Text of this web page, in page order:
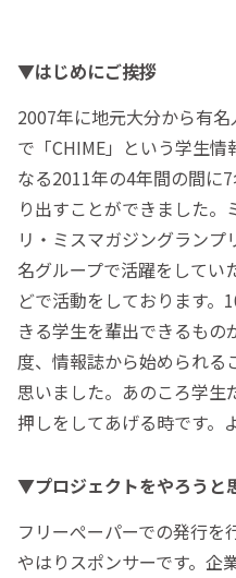
▼はじめにご挨拶
2007年に地元大分から有
で「CHIME」という学生
なる2011年の4年間の間に
り出すことができました
リ・ミスマガジングラン
名グループで活躍をしてい
どで活動をしております。
きる学生を輩出できるも
度、情報誌から始められる
思いました。あのころ学生
押しをしてあげる時です。
▼プロジェクトをやろうと
フリーぺーパーでの発行を
やはりスポンサーです。企